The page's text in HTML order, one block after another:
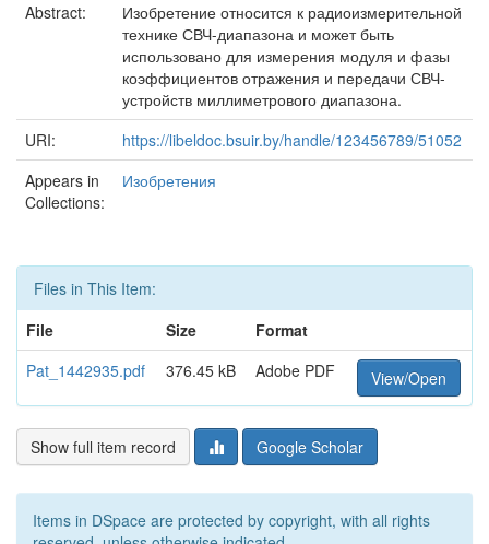
Abstract:
Изобретение относится к радиоизмерительной
технике СВЧ-диапазона и может быть
использовано для измерения модуля и фазы
коэффициентов отражения и передачи СВЧ-
устройств миллиметрового диапазона.
URI:
https://libeldoc.bsuir.by/handle/123456789/51052
Appears in
Collections:
Изобретения
Files in This Item:
File
Size
Format
Pat_1442935.pdf
376.45 kB Adobe PDF View/Open
Show full item record Google Scholar
Items in DSpace are protected by copyright, with all rights